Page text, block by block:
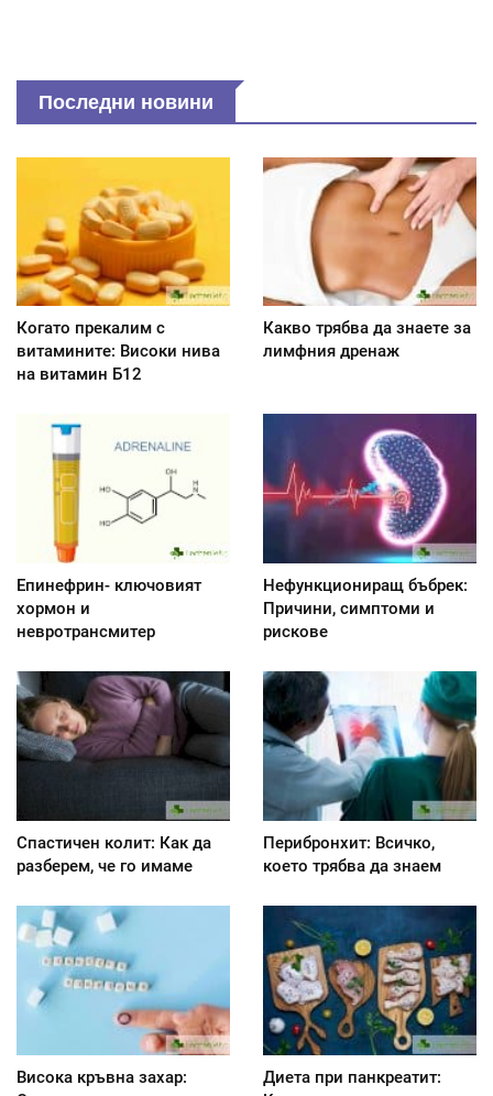
Последни новини
Когато прекалим с
витамините: Високи нива
на витамин Б12
Какво трябва да знаете за
лимфния дренаж
Епинефрин- ключовият
хормон и
невротрансмитер
Нефункциониращ бъбрек:
Причини, симптоми и
рискове
Спастичен колит: Как да
разберем, че го имаме
Перибронхит: Всичко,
което трябва да знаем
Висока кръвна захар:
Диета при панкреатит: